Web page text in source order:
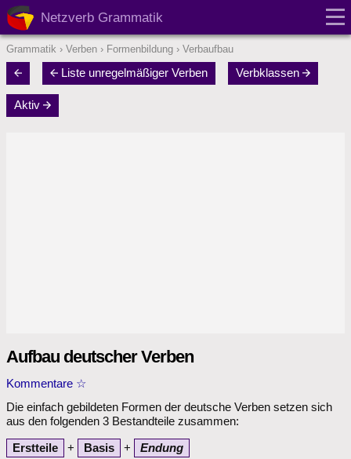
Netzverb Grammatik
Grammatik › Verben › Formenbildung › Verbaufbau
Liste unregelmäßiger Verben Verbklassen
Aktiv
Aufbau deutscher Verben
Kommentare ☆
Die einfach gebildeten Formen der deutsche Verben setzen sich
aus den folgenden 3 Bestandteile zusammen:
Erstteile + Basis + Endung